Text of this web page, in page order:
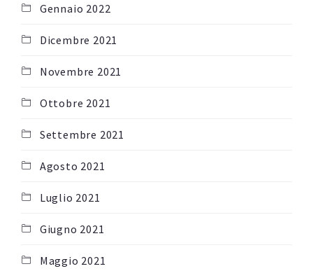
Gennaio 2022
Dicembre 2021
Novembre 2021
Ottobre 2021
Settembre 2021
Agosto 2021
Luglio 2021
Giugno 2021
Maggio 2021